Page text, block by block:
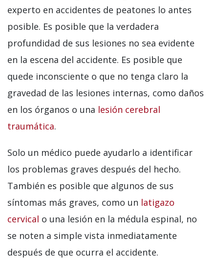
experto en accidentes de peatones lo antes
posible. Es posible que la verdadera
profundidad de sus lesiones no sea evidente
en la escena del accidente. Es posible que
quede inconsciente o que no tenga claro la
gravedad de las lesiones internas, como daños
en los órganos o una lesión cerebral
traumática.
Solo un médico puede ayudarlo a identificar
los problemas graves después del hecho.
También es posible que algunos de sus
síntomas más graves, como un latigazo
cervical o una lesión en la médula espinal, no
se noten a simple vista inmediatamente
después de que ocurra el accidente.